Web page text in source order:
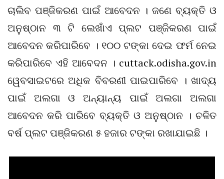
ଚାଲିବ ପଞ୍ଜିକରଣ ପାଇଁ ଆବେଦନ । ଜଣେ ବ୍ୟକ୍ତି ଓ
ଅନୁଷ୍ଠାନ ୩ ଟି ଲେଖାଁଏ ପ୍ଲଟ ପଞ୍ଜିକରଣ ପାଇଁ
ଆବେଦନ କରିପାରିବେ । ୧୦୦ ଟଙ୍କା ଦେଇ ଫର୍ମ ନେଇ
କରିପାରିବେ ଏହି ଆବେଦନ । cuttack.odisha.gov.in
ୱେବସାଇଟରେ ଅଧିକ ବିବରଣୀ ପାଇପାରିବେ । ଖାଦ୍ୟ
ପାଇଁ ଅଲଗା ଓ ଅନ୍ୟାନ୍ୟ ପାଇଁ ଅଲଗା ଅଲଗା
ଆବେଦନ କରି ପାରିବେ ବ୍ୟକ୍ତି ଓ ଅନୁଷ୍ଠାନ । ଚଳିତ
ବର୍ଷ ପ୍ଲଟ ପଞ୍ଜିକରଣ ୫ ହଜାର ଟଙ୍କା ରଖାଯାଇଛି ।